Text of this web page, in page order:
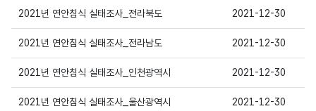
2021년 연안침식 실태조사_전라북도 2021-12-30
2021년 연안침식 실태조사_전라남도 2021-12-30
2021년 연안침식 실태조사_인천광역시 2021-12-30
2021년 연안침식 실태조사_울산광역시 2021-12-30